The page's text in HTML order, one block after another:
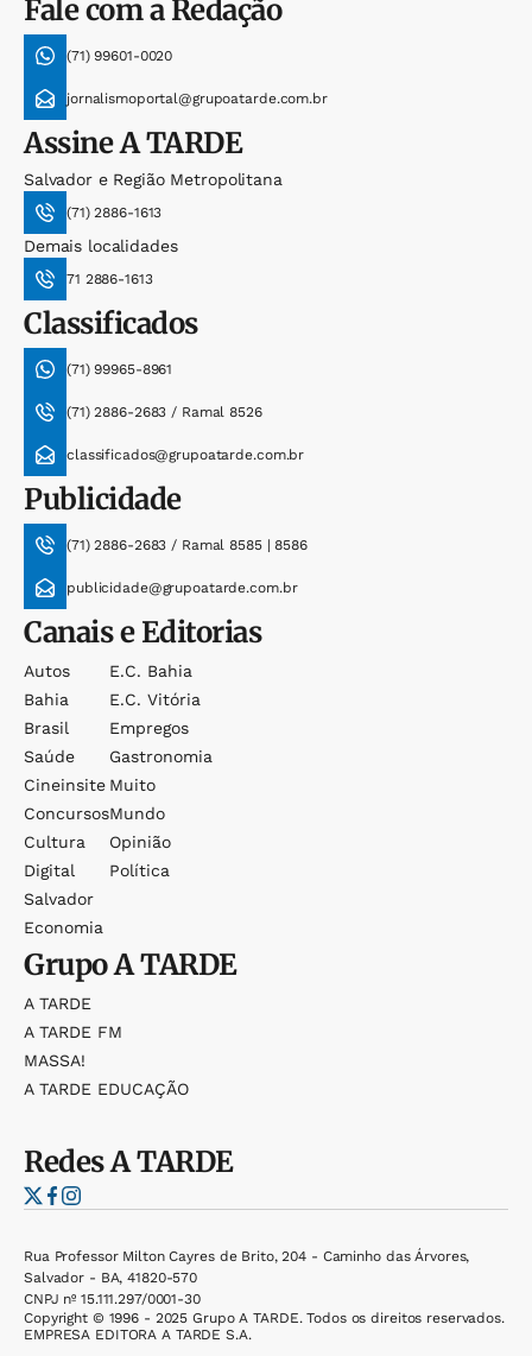
Fale com a Redação
(71) 99601-0020
jornalismoportal@grupoatarde.com.br
AssineA TARDE
Salvador e Região Metropolitana
(71) 2886-1613
Demais localidades
71 2886-1613
Classificados
(71) 99965-8961
(71) 2886-2683 / Ramal 8526
classificados@grupoatarde.com.br
Publicidade
(71) 2886-2683 / Ramal 8585 | 8586
publicidade@grupoatarde.com.br
Canais e Editorias
Autos
Bahia
Brasil
Saúde
Cineinsite
Concursos
Cultura
Digital
Salvador
Economia
E.c. Bahia
E.c. Vitória
Empregos
Gastronomia
Muito
Mundo
Opinião
Política
GrupoA TARDE
A TARDE
A TARDE FM
MASSA!
A TARDE EDUCAÇÃO
RedesA TARDE
Rua Professor Milton Cayres de Brito, 204 - Caminho das Árvores,
Salvador - BA, 41820-570
CNPJ nº 15.111.297/0001-30
Copyright © 1996 - 2025 Grupo A TARDE. Todos os direitos reservados.
EMPRESA EDITORA A TARDE S.A.